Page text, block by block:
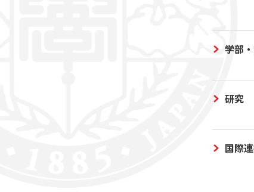
学部
研究
国際